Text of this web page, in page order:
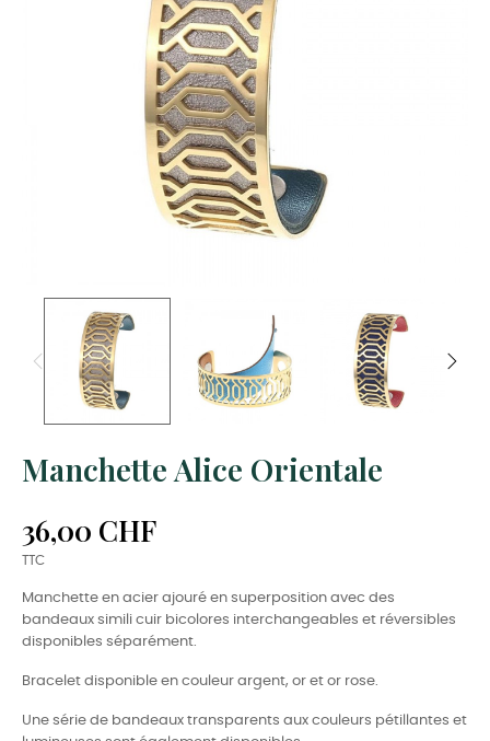
Manchette Alice Orientale
36,00 CHF
TTC
Manchette en acier ajouré en superposition avec des
bandeaux simili cuir bicolores interchangeables et réversibles
disponibles séparément.
Bracelet disponible en couleur argent, or et or rose.
Une série de bandeaux transparents aux couleurs pétillantes et